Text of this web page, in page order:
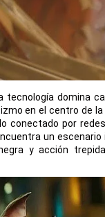
tecnología domina
en el centro de
conectado por
un escenario
y acción